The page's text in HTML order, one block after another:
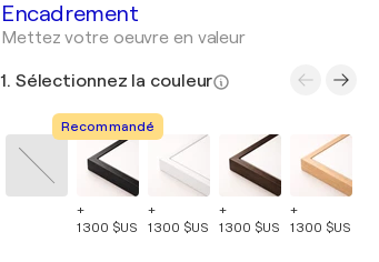
Encadrement
Mettez votre oeuvre en valeur
1. Sélectionnez la couleur
Recommandé
+
1 300 $US
+
1 300 $US
+
1 300 $US
+
1 300 $US